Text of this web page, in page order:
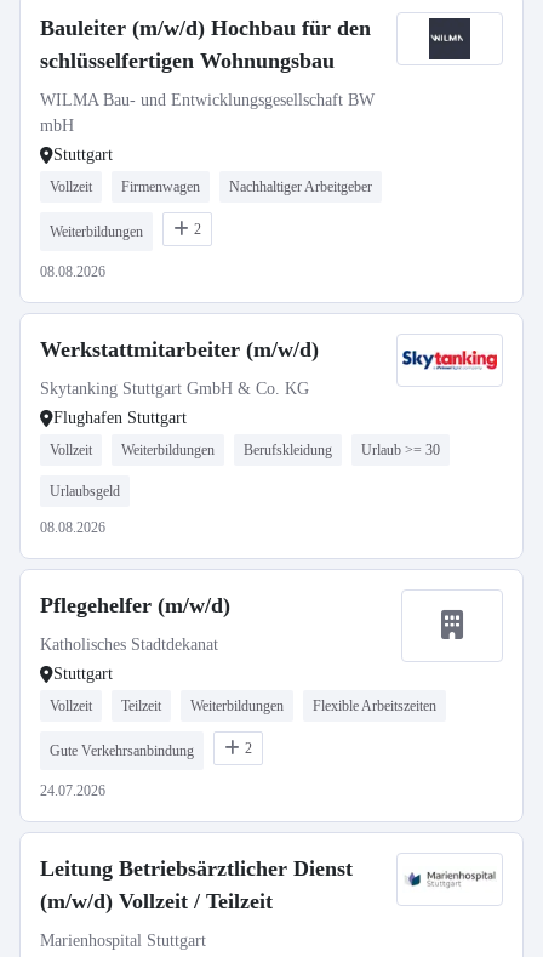
Bauleiter (m/w/d) Hochbau für den
schlüsselfertigen Wohnungsbau
WILMA Bau- und Entwicklungsgesellschaft BW
mbH
Stuttgart
Vollzeit Firmenwagen Nachhaltiger Arbeitgeber
Weiterbildungen 2
08.08.2026
Werkstattmitarbeiter (m/w/d)
Skytanking Stuttgart GmbH & Co. KG
Flughafen Stuttgart
Vollzeit Weiterbildungen Berufskleidung Urlaub >= 30
Urlaubsgeld
08.08.2026
Pflegehelfer (m/w/d)
Katholisches Stadtdekanat
Stuttgart
Vollzeit Teilzeit Weiterbildungen Flexible Arbeitszeiten
Gute Verkehrsanbindung 2
24.07.2026
Leitung Betriebsärztlicher Dienst
(m/w/d) Vollzeit / Teilzeit
Marienhospital Stuttgart